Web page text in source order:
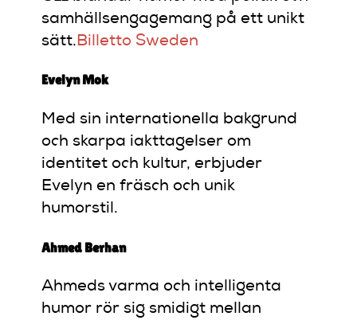
samhällsengagemang på ett unikt
sätt. Billetto Sweden
Evelyn Mok
Med sin internationella bakgrund
och skarpa iakttagelser om
identitet och kultur, erbjuder
Evelyn en fräsch och unik
humorstil.
Ahmed Berhan
Ahmeds varma och intelligenta
humor rör sig smidigt mellan